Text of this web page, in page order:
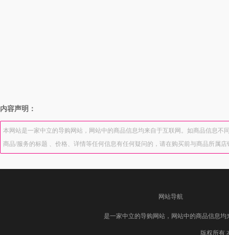
内容声明：
本网站是一家中立的导购网站，网站中的商品信息均来自于互联网。如商品信息
商品/服务的标题 、价格、详情等任何信息有任何疑问的，请在购买前与商品所属
网站导航
是一家中立的导购网站，网站中的商品信息
版权所有